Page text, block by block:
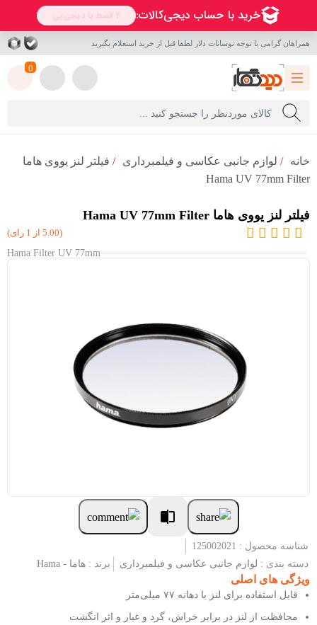
همراهان گرامی با توجه نوسانات دلار لطفا قبل از خرید استعلام بگیرید
0
خانه / لوازم جانبی عکاسی و فیلمبرداری / فیلتر لنز یووی هاما
Hama UV 77mm Filter
فیلتر لنز یووی هاما Hama UV 77mm Filter
(5.00 از 1 رای)
Hama Filter UV 77mm
شناسه محصول : 125002021
دسته بندی : لوازم جانبی عکاسی و فیلمبرداری برند : هاما - Hama
ویژگی های اصلی
قابل استفاده برای لنز با دهانه ۷۷ میلی‌متر
محافظت از لنز در برابر خراش، گرد و غبار و اثر انگشت